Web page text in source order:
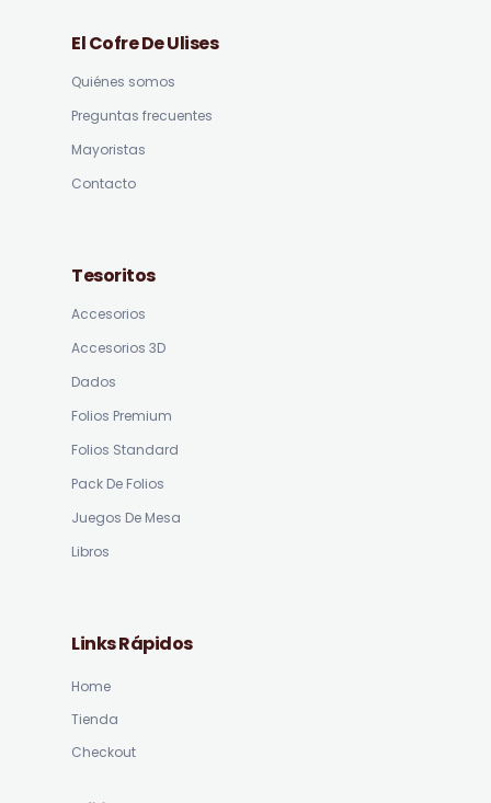
El Cofre De Ulises
Quiénes somos
Preguntas frecuentes
Mayoristas
Contacto
Tesoritos
Accesorios
Accesorios 3D
Dados
Folios Premium
Folios Standard
Pack De Folios
Juegos De Mesa
Libros
Links Rápidos
Home
Tienda
Checkout